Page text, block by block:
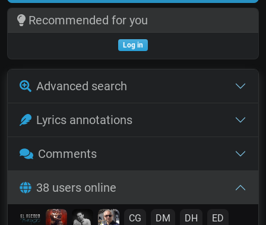
Recommended for you
Log in
Advanced search
Lyrics annotations
Comments
38 users online
CG DM DH ED